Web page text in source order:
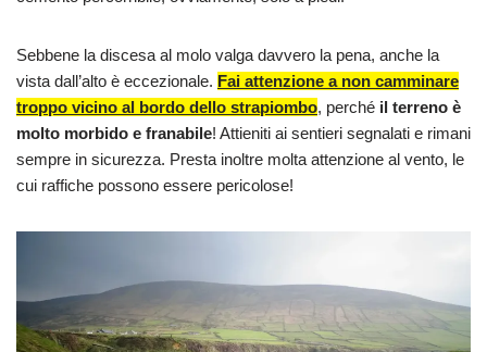
Sebbene la discesa al molo valga davvero la pena, anche la
vista dall’alto è eccezionale. Fai attenzione a non camminare
troppo vicino al bordo dello strapiombo, perché il terreno è
molto morbido e franabile! Attieniti ai sentieri segnalati e rimani
sempre in sicurezza. Presta inoltre molta attenzione al vento, le
cui raffiche possono essere pericolose!